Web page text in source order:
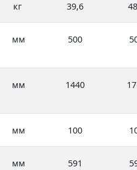
кг 39,6
мм 500
мм 1440
мм 100
мм 591